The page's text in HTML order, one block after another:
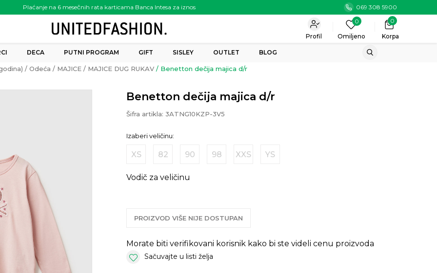
Plaćanje na 6 mesečnih rata karticama Banca Intesa za iznos
preko 6.000.00 rsd
069 308 5900
Korpa
0
0
Omiljeno
Profil
DECA PUTNI PROGRAM GIFT SISLEY OUTLET BLOG
Odeća MAJICE MAJICE DUG RUKAV Benetton dečija majica d/r
Benetton dečija majica d/r
Šifra artikla: 3ATNG10KZP-3V5
Izaberi veličinu:
XS 82 90 98 XXS YS
Vodič za veličinu
PROIZVOD VIŠE NIJE DOSTUPAN
Morate biti verifikovani korisnik kako bi ste videli cenu proizvoda
Sačuvajte u listi želja